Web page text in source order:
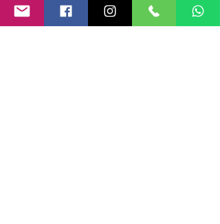
stabilimenti balneari
Le posizioni sono disponibili per